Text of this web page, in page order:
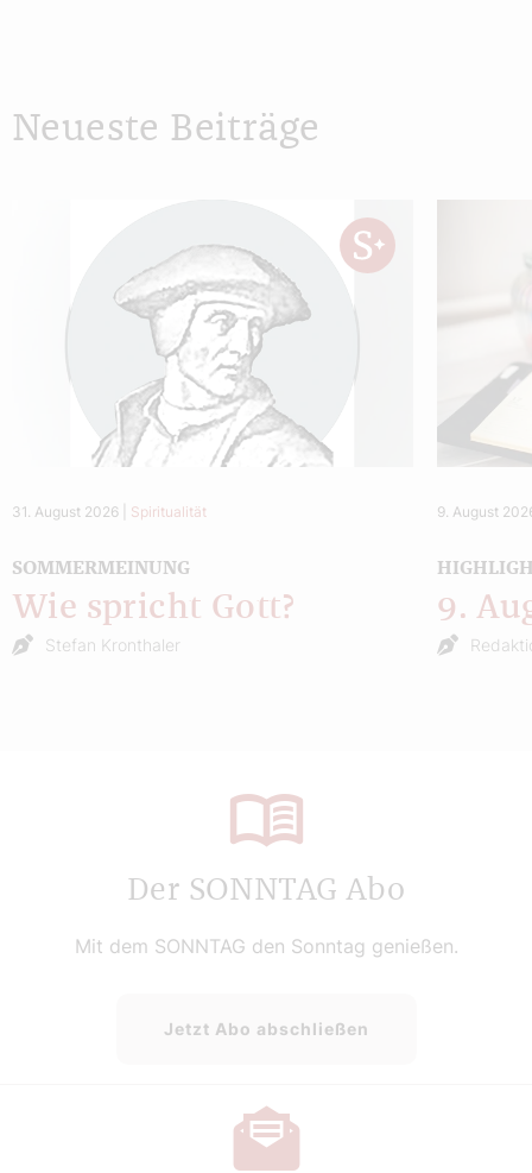
Neueste Beiträge
31. August 2026 Spiritualität
SOMMERMEINUNG
Wie spricht Gott?
Stefan Kronthaler
9. August
9.
Der SONNTAG Abo
Mit dem SONNTAG den Sonntag genießen.
Jetzt Abo abschließen